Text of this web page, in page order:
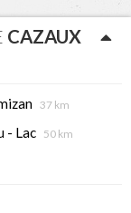
CAZAUX
37 km
- Lac 50 km